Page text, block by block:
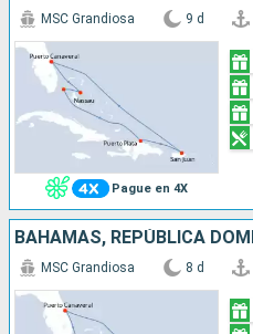
Pague en 4X
MSC Grandiosa 9 d
MSC Grandiosa 8 d